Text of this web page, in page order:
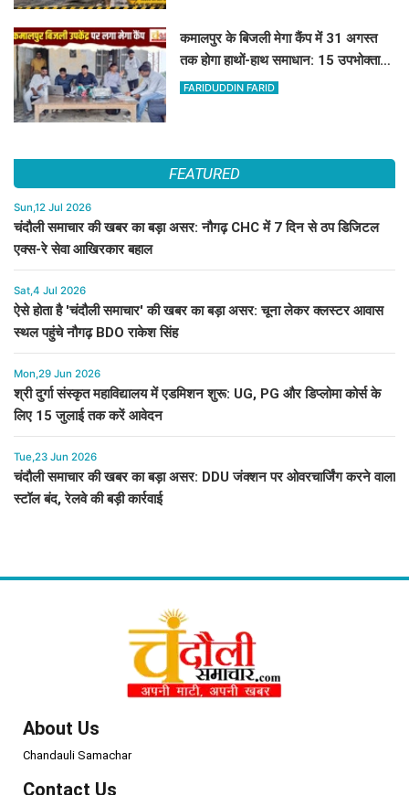
कमालपुर के बिजली मेगा कैंप में 31 अगस्त
तक होगा हाथों-हाथ समाधान: 15 उपभोक्ताओं
के बिल सुधरे, डेढ़ लाख की वसूली
FARIDUDDIN FARID
FEATURED
Sun,12 Jul 2026
चंदौली समाचार की खबर का बड़ा असर: नौगढ़ CHC में 7 दिन से ठप डिजिटल
एक्स-रे सेवा आखिरकार बहाल
Sat,4 Jul 2026
ऐसे होता है 'चंदौली समाचार' की खबर का बड़ा असर: चूना लेकर क्लस्टर आवास
स्थल पहुंचे नौगढ़ BDO राकेश सिंह
Mon,29 Jun 2026
श्री दुर्गा संस्कृत महाविद्यालय में एडमिशन शुरू: UG, PG और डिप्लोमा कोर्स के
लिए 15 जुलाई तक करें आवेदन
Tue,23 Jun 2026
चंदौली समाचार की खबर का बड़ा असर: DDU जंक्शन पर ओवरचार्जिंग करने वाला
स्टॉल बंद, रेलवे की बड़ी कार्रवाई
About Us
Chandauli Samachar
Contact Us